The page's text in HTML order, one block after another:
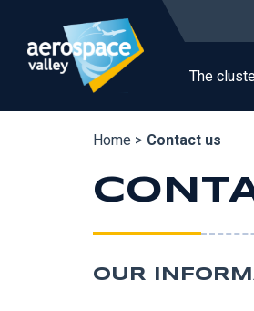
main
content
The
Home > Contact us
OUR